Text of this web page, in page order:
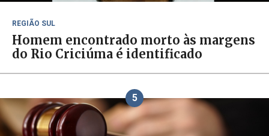
REGIÃO SUL
Homem encontrado morto às margens
do Rio Criciúma é identificado
5